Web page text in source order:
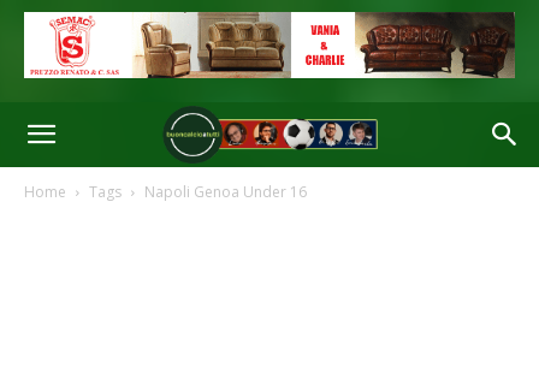
Home Tags Napoli Genoa Under 16